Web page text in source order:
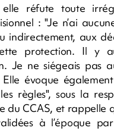
réfute toute
: "Je n’ai
indirectement, aux
protection. Il y
Je ne siégeais pas
Elle évoque
règles", sous la
du CCAS, et rappelle
à l’époque